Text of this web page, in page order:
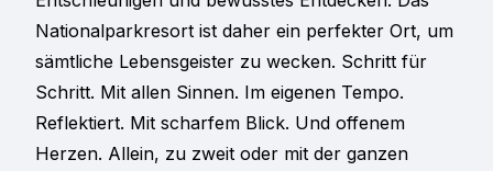
Nationalparkresort ist daher ein perfekter Ort, um
sämtliche Lebensgeister zu wecken. Schritt für
Schritt. Mit allen Sinnen. Im eigenen Tempo.
Reflektiert. Mit scharfem Blick. Und offenem
Herzen. Allein, zu zweit oder mit der ganzen